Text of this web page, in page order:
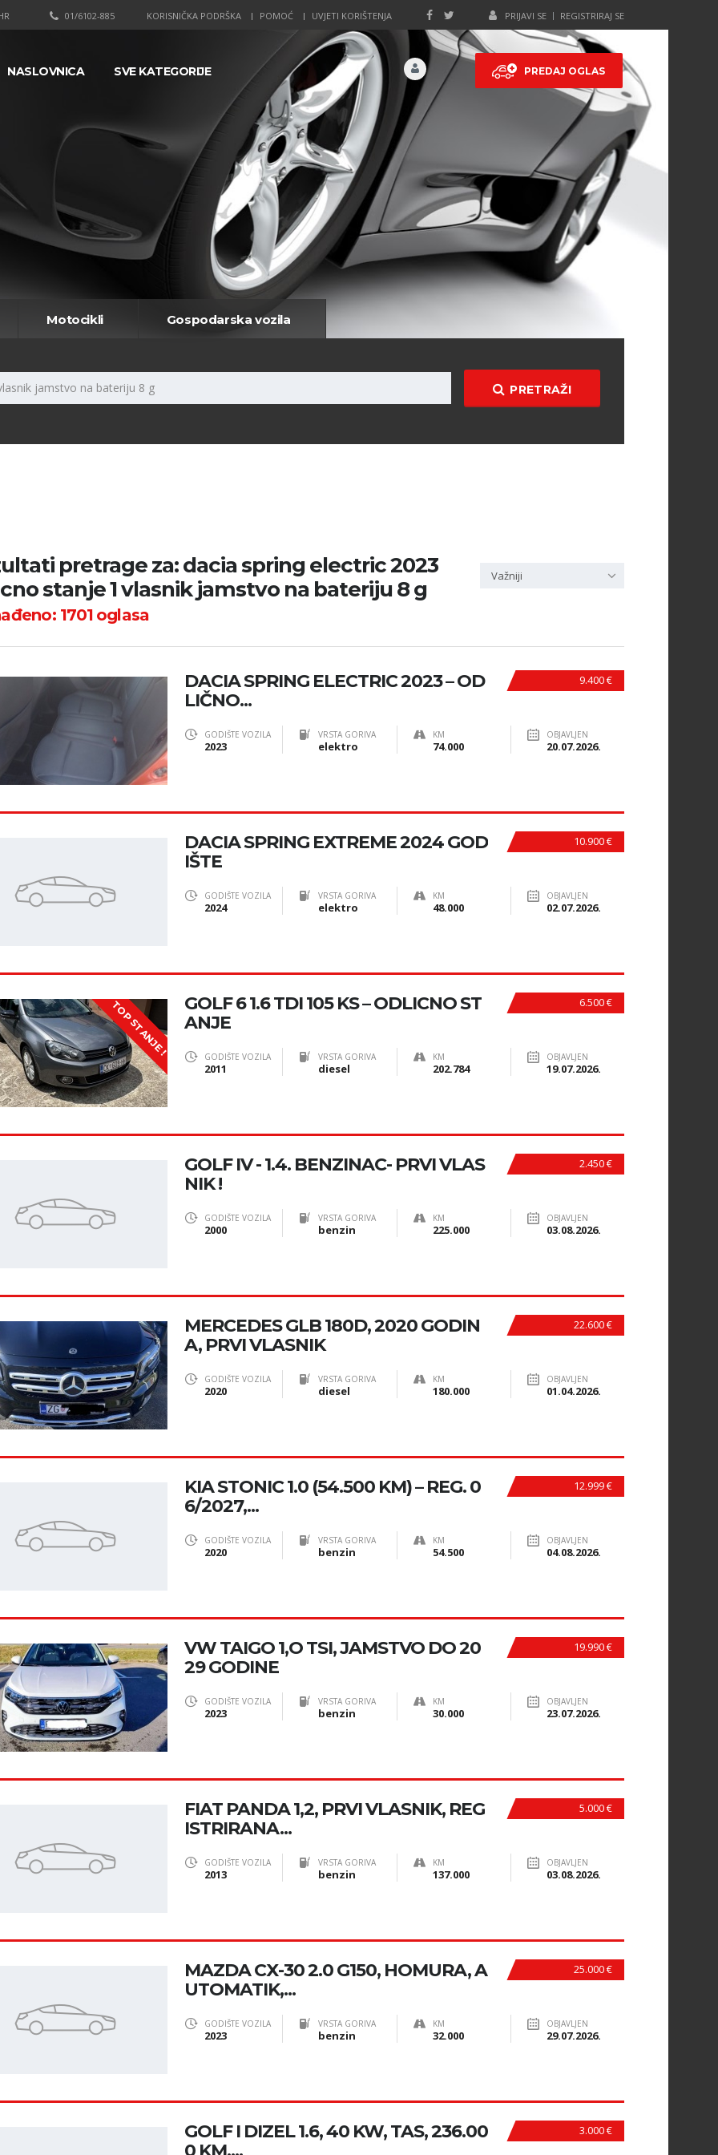
PRIJAVI SE REGISTRIRAJ SE
KORISNIČKA PODRŠKA POMOĆ UVJETI KORIŠTENJA
01/6102-885
PREDAJ OGLAS
NASLOVNICA SVE KATEGORIJE
Motocikli Gospodarska vozila
PRETRAŽI
pretrage za: dacia spring electric 2023
stanje 1 vlasnik jamstvo na bateriju 8 g
1701oglasa
Važniji
9.400 €
DACIA SPRING ELECTRIC 2023 – OD
LIČNO...
GODIŠTE VOZILA
2023
VRSTA GORIVA
elektro
KM
74.000
OBJAVLJEN
20.07.2026.
10.900 €
DACIA SPRING EXTREME 2024 GOD
IŠTE
GODIŠTE VOZILA
2024
VRSTA GORIVA
elektro
KM
48.000
OBJAVLJEN
02.07.2026.
TOP STANJE ! 6.500 €
GOLF 6 1.6 TDI 105 KS – ODLICNO ST
ANJE
GODIŠTE VOZILA
2011
VRSTA GORIVA
diesel
KM
202.784
OBJAVLJEN
19.07.2026.
2.450 €
GOLF IV - 1.4. BENZINAC- PRVI VLAS
NIK !
GODIŠTE VOZILA
2000
VRSTA GORIVA
benzin
KM
225.000
OBJAVLJEN
03.08.2026.
22.600 €
MERCEDES GLB 180D, 2020 GODIN
A, PRVI VLASNIK
GODIŠTE VOZILA
2020
VRSTA GORIVA
diesel
KM
180.000
OBJAVLJEN
01.04.2026.
12.999 €
KIA STONIC 1.0 (54.500 KM) – REG. 0
6/2027,...
GODIŠTE VOZILA
2020
VRSTA GORIVA
benzin
KM
54.500
OBJAVLJEN
04.08.2026.
19.990 €
VW TAIGO 1,O TSI, JAMSTVO DO 20
29 GODINE
GODIŠTE VOZILA
2023
VRSTA GORIVA
benzin
KM
30.000
OBJAVLJEN
23.07.2026.
5.000 €
FIAT PANDA 1,2, PRVI VLASNIK, REG
ISTRIRANA...
GODIŠTE VOZILA
2013
VRSTA GORIVA
benzin
KM
137.000
OBJAVLJEN
03.08.2026.
25.000 €
MAZDA CX-30 2.0 G150, HOMURA, A
UTOMATIK,...
GODIŠTE VOZILA
2023
VRSTA GORIVA
benzin
KM
32.000
OBJAVLJEN
29.07.2026.
3.000 €
GOLF I DIZEL 1.6, 40 KW, TAS, 236.00
0 KM,...